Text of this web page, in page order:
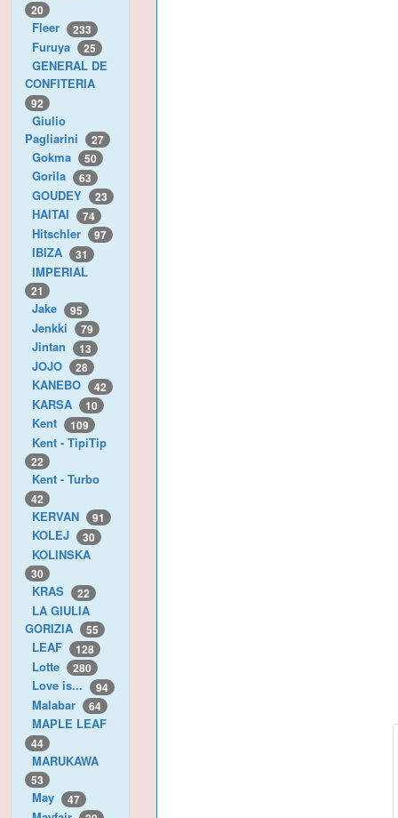
20
Fleer 233
Furuya 25
GENERAL DE
CONFITERIA
92
Giulio
Pagliarini
27
Gokma 50
Gorila 63
GOUDEY 23
HAITAI 74
Hitschler 97
IBIZA 31
IMPERIAL
21
Jake 95
Jenkki 79
Jintan 13
JOJO 28
KANEBO 42
KARSA 10
Kent 109
Kent - TipiTip
22
Kent - Turbo
42
KERVAN 91
KOLEJ 30
KOLINSKA
30
KRAS 22
LA GIULIA
GORIZIA
55
LEAF 128
Lotte 280
Love is... 94
Malabar 64
MAPLE LEAF
44
MARUKAWA
53
May 47